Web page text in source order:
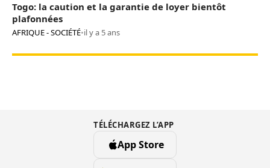
Togo: la caution et la garantie de loyer bientôt
plafonnées
AFRIQUE - SOCIÉTÉ•il y a 5 ans
TÉLÉCHARGEZ L’APP
App Store